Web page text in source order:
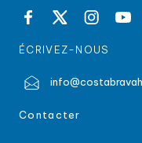
ÉCRIVEZ-NOUS
Contacter